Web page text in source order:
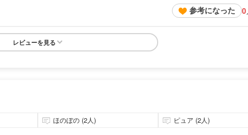
参考になった 0
レビューを見る
ほのぼの (2人) ピュア (2人)